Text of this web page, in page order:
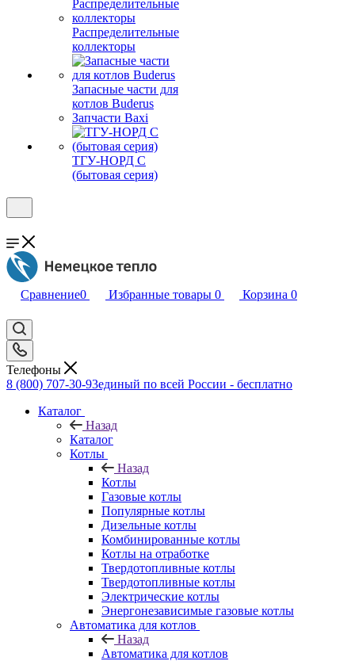
Распределительные
коллекторы
Запасные части для
котлов Buderus
Запчасти Baxi
ТГУ-НОРД С
(бытовая серия)
Сравнение0 Избранные товары 0 Корзина 0
Телефоны
8 (800) 707-30-93единый по всей России - бесплатно
Каталог
Назад
Каталог
Котлы
Назад
Котлы
Газовые котлы
Популярные котлы
Дизельные котлы
Комбинированные котлы
Котлы на отработке
Твердотопливные котлы
Твердотопливные котлы
Электрические котлы
Энергонезависимые газовые котлы
Автоматика для котлов
Назад
Автоматика для котлов